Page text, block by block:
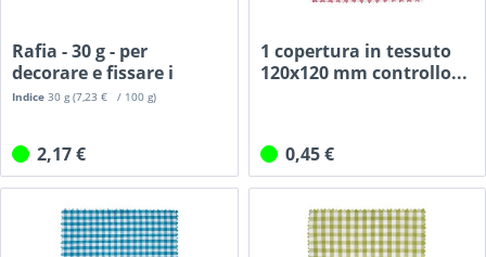
Rafia - 30 g - per
decorare e fissare i
copri...
Indice30 g(7,23 € / 100 g)
2,17 €
1 copertura in tessuto
120x120 mm controllo...
0,45 €